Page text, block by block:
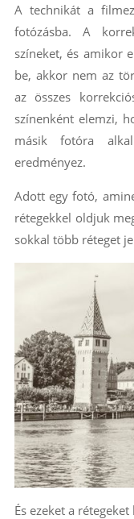
A technikát a
fotózásba. A
színeket, és amikor
be, akkor nem az
az összes
színenként elemzi,
másik fotóra
eredményez.
Adott egy fotó,
rétegekkel oldjuk
sokkal több réteget
És ezeket a